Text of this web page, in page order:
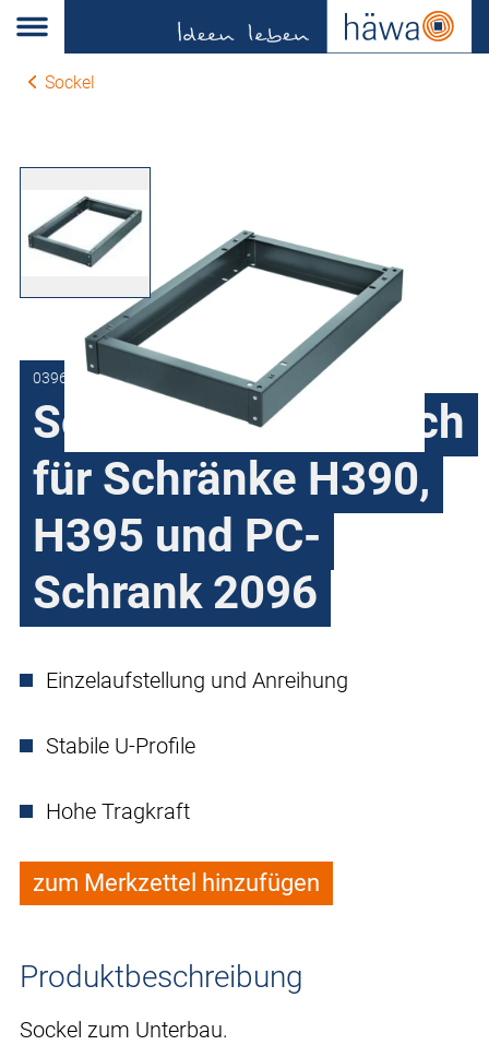
Sockel
0396-6001-50-17
Sockel 100 mm hoch
für Schränke H390,
H395 und PC-
Schrank 2096
Einzelaufstellung und Anreihung
Stabile U-Profile
Hohe Tragkraft
zum Merkzettel hinzufügen
Produktbeschreibung
Sockel zum Unterbau.